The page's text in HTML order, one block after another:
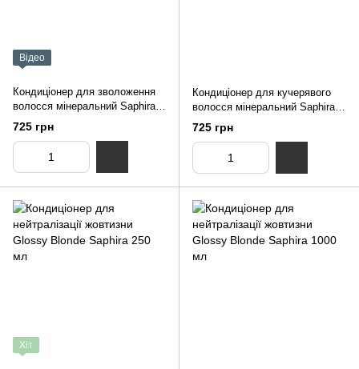
Відео
Кондиціонер для зволоження
волосся мінеральний Saphira
Mineral Hydration 90 мл
725 грн
Кондиціонер для кучерявого
волосся мінеральний Saphira
Divine Curls 90 мл
725 грн
Хіт